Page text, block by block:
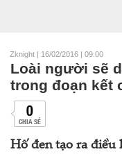
Zknight | 16/02/2016 | 09:00
Loài người sẽ
trong đoạn kết
0
CHIA SẺ
Hố đen tạo ra điều